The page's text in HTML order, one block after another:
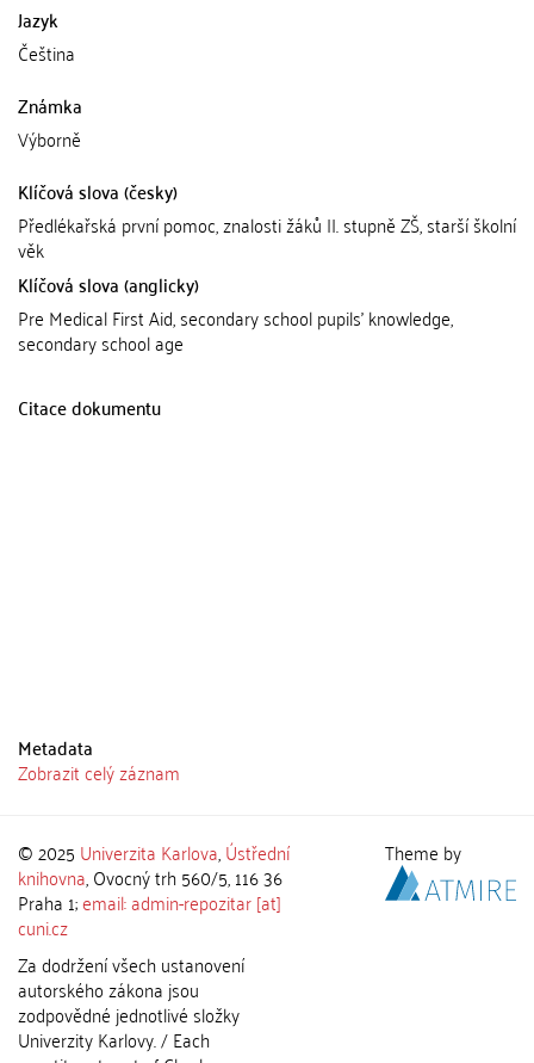
Jazyk
Čeština
Známka
Výborně
Klíčová slova (česky)
Předlékařská první pomoc, znalosti žáků II. stupně ZŠ, starší školní
věk
Klíčová slova (anglicky)
Pre Medical First Aid, secondary school pupils' knowledge,
secondary school age
Citace dokumentu
Metadata
Zobrazit celý záznam
© 2025 Univerzita Karlova,Ústřední
knihovna, Ovocný trh 560/5, 116 36
Praha 1;email: admin-repozitar [at]
cuni.cz
Za dodržení všech ustanovení
autorského zákona jsou
zodpovědné jednotlivé složky
Univerzity Karlovy. / Each
Theme by